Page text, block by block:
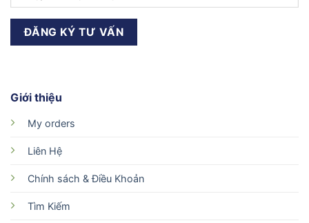
Giới thiệu
My orders
Liên Hệ
Chính sách & Điều Khoản
Tìm Kiếm